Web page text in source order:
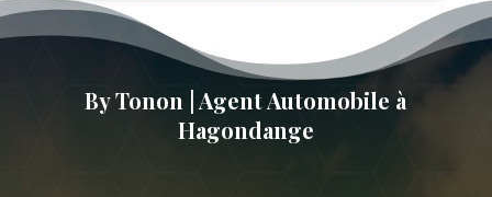
By Tonon | Agent Automobile à
Hagondange